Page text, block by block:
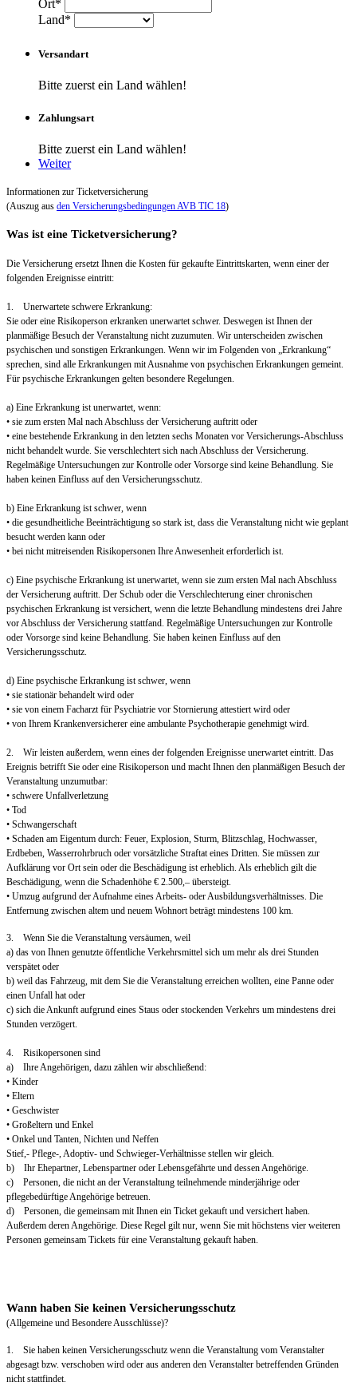
Ort*
Land*
Versandart
Bitte zuerst ein Land wählen!
Zahlungsart
Bitte zuerst ein Land wählen!
Weiter
Informationen zur Ticketversicherung
(Auszug aus den Versicherungsbedingungen AVB TIC 18)
Was ist eine Ticketversicherung?
Die Versicherung ersetzt Ihnen die Kosten für gekaufte Eintrittskarten, wenn einer der
folgenden Ereignisse eintritt:
1. Unerwartete schwere Erkrankung:
Sie oder eine Risikoperson erkranken unerwartet schwer. Deswegen ist Ihnen der
planmäßige Besuch der Veranstaltung nicht zuzumuten. Wir unterscheiden zwischen
psychischen und sonstigen Erkrankungen. Wenn wir im Folgenden von „Erkrankung“
sprechen, sind alle Erkrankungen mit Ausnahme von psychischen Erkrankungen gemeint.
Für psychische Erkrankungen gelten besondere Regelungen.
a) Eine Erkrankung ist unerwartet, wenn:
• sie zum ersten Mal nach Abschluss der Versicherung auftritt oder
• eine bestehende Erkrankung in den letzten sechs Monaten vor Versicherungs-Abschluss
nicht behandelt wurde. Sie verschlechtert sich nach Abschluss der Versicherung.
Regelmäßige Untersuchungen zur Kontrolle oder Vorsorge sind keine Behandlung. Sie
haben keinen Einfluss auf den Versicherungsschutz.
b) Eine Erkrankung ist schwer, wenn
• die gesundheitliche Beeinträchtigung so stark ist, dass die Veranstaltung nicht wie geplant
besucht werden kann oder
• bei nicht mitreisenden Risikopersonen Ihre Anwesenheit erforderlich ist.
c) Eine psychische Erkrankung ist unerwartet, wenn sie zum ersten Mal nach Abschluss
der Versicherung auftritt. Der Schub oder die Verschlechterung einer chronischen
psychischen Erkrankung ist versichert, wenn die letzte Behandlung mindestens drei Jahre
vor Abschluss der Versicherung stattfand. Regelmäßige Untersuchungen zur Kontrolle
oder Vorsorge sind keine Behandlung. Sie haben keinen Einfluss auf den
Versicherungsschutz.
d) Eine psychische Erkrankung ist schwer, wenn
• sie stationär behandelt wird oder
• sie von einem Facharzt für Psychiatrie vor Stornierung attestiert wird oder
• von Ihrem Krankenversicherer eine ambulante Psychotherapie genehmigt wird.
2. Wir leisten außerdem, wenn eines der folgenden Ereignisse unerwartet eintritt. Das
Ereignis betrifft Sie oder eine Risikoperson und macht Ihnen den planmäßigen Besuch der
Veranstaltung unzumutbar:
• schwere Unfallverletzung
• Tod
• Schwangerschaft
• Schaden am Eigentum durch: Feuer, Explosion, Sturm, Blitzschlag, Hochwasser,
Erdbeben, Wasserrohrbruch oder vorsätzliche Straftat eines Dritten. Sie müssen zur
Aufklärung vor Ort sein oder die Beschädigung ist erheblich. Als erheblich gilt die
Beschädigung, wenn die Schadenhöhe € 2.500,– übersteigt.
• Umzug aufgrund der Aufnahme eines Arbeits- oder Ausbildungsverhältnisses. Die
Entfernung zwischen altem und neuem Wohnort beträgt mindestens 100 km.
3. Wenn Sie die Veranstaltung versäumen, weil
a) das von Ihnen genutzte öffentliche Verkehrsmittel sich um mehr als drei Stunden
verspätet oder
b) weil das Fahrzeug, mit dem Sie die Veranstaltung erreichen wollten, eine Panne oder
einen Unfall hat oder
c) sich die Ankunft aufgrund eines Staus oder stockenden Verkehrs um mindestens drei
Stunden verzögert.
4. Risikopersonen sind
a) Ihre Angehörigen, dazu zählen wir abschließend:
• Kinder
• Eltern
• Geschwister
• Großeltern und Enkel
• Onkel und Tanten, Nichten und Neffen
Stief,- Pflege-, Adoptiv- und Schwieger-Verhältnisse stellen wir gleich.
b) Ihr Ehepartner, Lebenspartner oder Lebensgefährte und dessen Angehörige.
c) Personen, die nicht an der Veranstaltung teilnehmende minderjährige oder
pflegebedürftige Angehörige betreuen.
d) Personen, die gemeinsam mit Ihnen ein Ticket gekauft und versichert haben.
Außerdem deren Angehörige. Diese Regel gilt nur, wenn Sie mit höchstens vier weiteren
Personen gemeinsam Tickets für eine Veranstaltung gekauft haben.
Wann haben Sie keinen Versicherungsschutz
(Allgemeine und Besondere Ausschlüsse)?
1. Sie haben keinen Versicherungsschutz wenn die Veranstaltung vom Veranstalter
abgesagt bzw. verschoben wird oder aus anderen den Veranstalter betreffenden Gründen
nicht stattfindet.